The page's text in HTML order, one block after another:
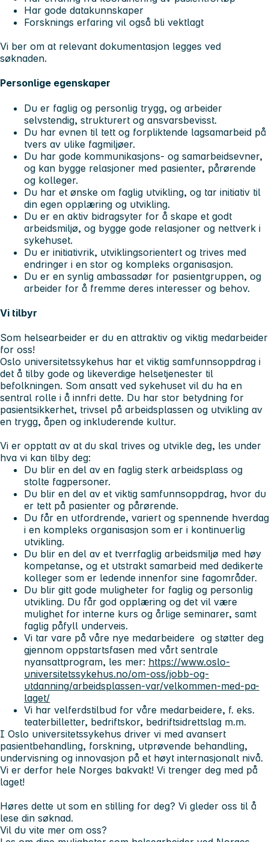
Har gode datakunnskaper
Forsknings erfaring vil også bli vektlagt
Vi ber om at relevant dokumentasjon legges ved
søknaden.
Personlige egenskaper
Du er faglig og personlig trygg, og arbeider
selvstendig, strukturert og ansvarsbevisst.
Du har evnen til tett og forpliktende lagsamarbeid på
tvers av ulike fagmiljøer.
Du har gode kommunikasjons- og samarbeidsevner,
og kan bygge relasjoner med pasienter, pårørende
og kolleger.
Du har et ønske om faglig utvikling, og tar initiativ til
din egen opplæring og utvikling.
Du er en aktiv bidragsyter for å skape et godt
arbeidsmiljø, og bygge gode relasjoner og nettverk i
sykehuset.
Du er initiativrik, utviklingsorientert og trives med
endringer i en stor og kompleks organisasjon.
Du er en synlig ambassadør for pasientgruppen, og
arbeider for å fremme deres interesser og behov.
Vi tilbyr
Som helsearbeider er du en attraktiv og viktig medarbeider
for oss!
Oslo universitetssykehus har et viktig samfunnsoppdrag i
det å tilby gode og likeverdige helsetjenester til
befolkningen. Som ansatt ved sykehuset vil du ha en
sentral rolle i å innfri dette. Du har stor betydning for
pasientsikkerhet, trivsel på arbeidsplassen og utvikling av
en trygg, åpen og inkluderende kultur.
Vi er opptatt av at du skal trives og utvikle deg, les under
hva vi kan tilby deg:
Du blir en del av en faglig sterk arbeidsplass og
stolte fagpersoner.
Du blir en del av et viktig samfunnsoppdrag, hvor du
er tett på pasienter og pårørende.
Du får en utfordrende, variert og spennende hverdag
i en kompleks organisasjon som er i kontinuerlig
utvikling.
Du blir en del av et tverrfaglig arbeidsmiljø med høy
kompetanse, og et utstrakt samarbeid med dedikerte
kolleger som er ledende innenfor sine fagområder.
Du blir gitt gode muligheter for faglig og personlig
utvikling. Du får god opplæring og det vil være
mulighet for interne kurs og årlige seminarer, samt
faglig påfyll underveis.
Vi tar vare på våre nye medarbeidere og støtter deg
gjennom oppstartsfasen med vårt sentrale
nyansattprogram, les mer: https://www.oslo-
universitetssykehus.no/om-oss/jobb-og-
utdanning/arbeidsplassen-var/velkommen-med-pa-
laget/
Vi har velferdstilbud for våre medarbeidere, f. eks.
teaterbilletter, bedriftskor, bedriftsidrettslag m.m.
I Oslo universitetssykehus driver vi med avansert
pasientbehandling, forskning, utprøvende behandling,
undervisning og innovasjon på et høyt internasjonalt nivå.
Vi er derfor hele Norges bakvakt! Vi trenger deg med på
laget!
Høres dette ut som en stilling for deg? Vi gleder oss til å
lese din søknad.
Vil du vite mer om oss?